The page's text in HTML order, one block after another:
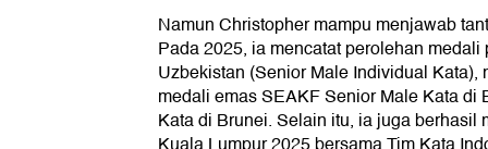
Namun Christopher mampu menjawab
Pada 2025, ia mencatat perolehan
Uzbekistan (Senior Male Individual
medali emas SEAKF Senior Male Kata
Kata di Brunei. Selain itu, ia juga